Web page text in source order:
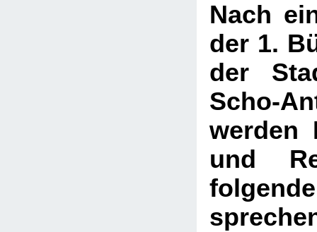
Nach
der 1.
der
Scho-
werden
und